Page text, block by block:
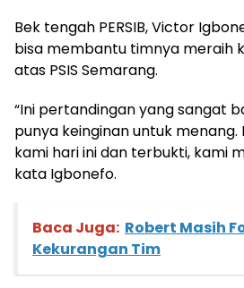
Bek tengah PERSIB, Victor
bisa membantu timnya meraih
atas PSIS Semarang.
“Ini pertandingan yang sangat
punya keinginan untuk menang.
kami hari ini dan terbukti, kami
kata Igbonefo.
Baca Juga: Robert Masih
Kekurangan Tim